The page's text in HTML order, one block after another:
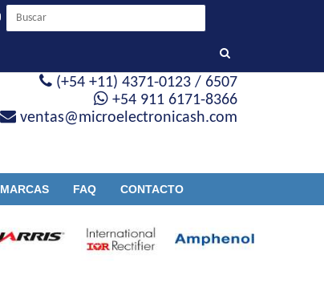
MARCAS FAQ CONTACTO
(+54 +11) 4371-0123 / 6507
+54 911 6171-8366
ventas@microelectronicash.com